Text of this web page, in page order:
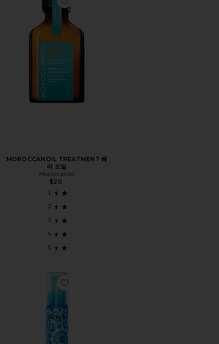
Favorite MOROCCANOIL TREATMENT 헤어 오일
MOROCCANOIL TREATMENT 헤
어 오일
Moroccanoil
$20
Favorite WATER SIGN 헤어 오일